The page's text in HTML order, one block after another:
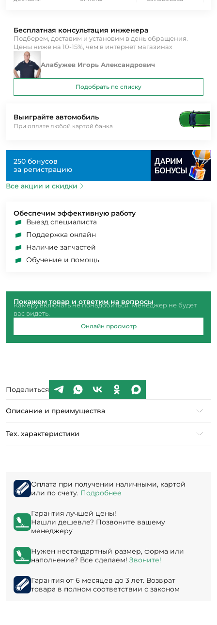
Выиграйте автомобиль
При оплате любой картой банка
250 бонусов
за регистрацию
Все акции и скидки
Обеспечим эффективную работу
Выезд специалиста
Поддержка онлайн
Наличие запчастей
Обучение и помощь
Покажем товар и ответим на вопросы
Камеру включать не понадобиться. Менеджер не будет
вас видеть.
Онлайн просмотр
Бесплатная консультация инженера
Подберем, доставим и установим в день обращения.
Цены ниже на 10-15%, чем в интернет магазинах
Алабужев Игорь Александрович
Подобрать по списку
Поделиться
Описание и преимущества
Тех. характеристики
Оплата при получении наличными, картой
или по счету. Подробнее
Гарантия лучшей цены!
Нашли дешевле? Позвоните вашему
менеджеру
Нужен нестандартный размер, форма или
наполнение? Все сделаем! Звоните!
Гарантия от 6 месяцев до 3 лет. Возврат
товара в полном соответствии с законом